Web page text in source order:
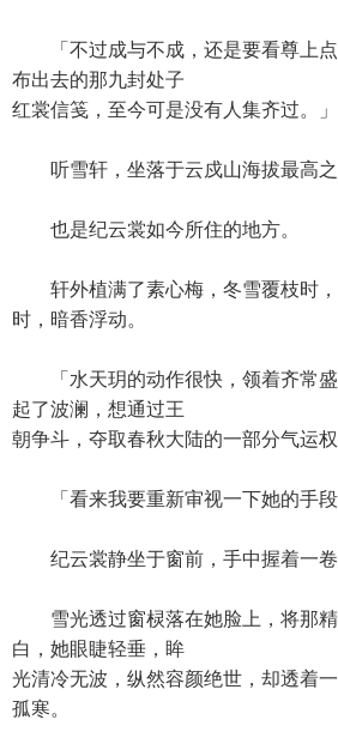
「不过成与不成，还是要看尊上点
布出去的那九封处子
红裳信笺，至今可是没有人集齐过。」
听雪轩，坐落于云戍山海拔最高之
也是纪云裳如今所住的地方。
轩外植满了素心梅，冬雪覆枝时，
时，暗香浮动。
「水天玥的动作很快，领着齐常盛
起了波澜，想通过王
朝争斗，夺取春秋大陆的一部分气运权
「看来我要重新审视一下她的手段
纪云裳静坐于窗前，手中握着一卷
雪光透过窗棂落在她脸上，将那精
白，她眼睫轻垂，眸
光清冷无波，纵然容颜绝世，却透着
孤寒。